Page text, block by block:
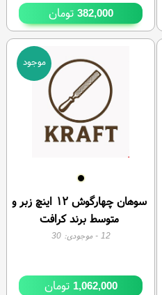
382,000 تومان
سوهان چهارگوش ۱۲ اینچ زبر و
متوسط برند کرافت
12 - موجودی:30
1,062,000 تومان
موجود